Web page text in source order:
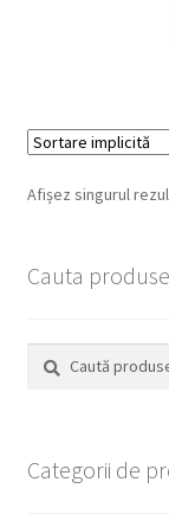
Afișez singurul
Cauta produse
Caută
după:
Caută
Categorii de